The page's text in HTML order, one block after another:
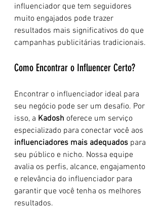
influenciador que tem seguidores
muito engajados pode trazer
resultados mais significativos do que
campanhas publicitárias tradicionais.
Como Encontrar o Influencer Certo?
Encontrar o influenciador ideal para
seu negócio pode ser um desafio. Por
isso, a Kadosh oferece um serviço
especializado para conectar você aos
influenciadores mais adequados para
seu público e nicho. Nossa equipe
avalia os perfis, alcance, engajamento
e relevância do influenciador para
garantir que você tenha os melhores
resultados.